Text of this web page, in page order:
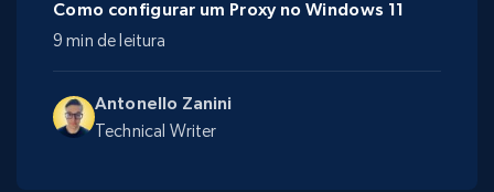
Antonello Zanini
Technical Writer
Como configurar um Proxy no Windows 11
9 min de leitura